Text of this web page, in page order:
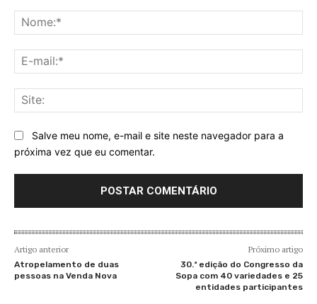
Salve meu nome, e-mail e site neste navegador para a
próxima vez que eu comentar.
Artigo anterior
Atropelamento de duas
pessoas na Venda Nova
Próximo artigo
30.ª edição do Congresso da
Sopa com 40 variedades e 25
entidades participantes